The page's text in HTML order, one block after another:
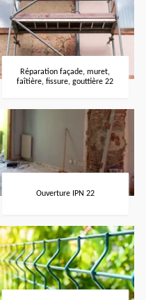
Réparation façade, muret,
faîtière, fissure, gouttière 22
Ouverture IPN 22